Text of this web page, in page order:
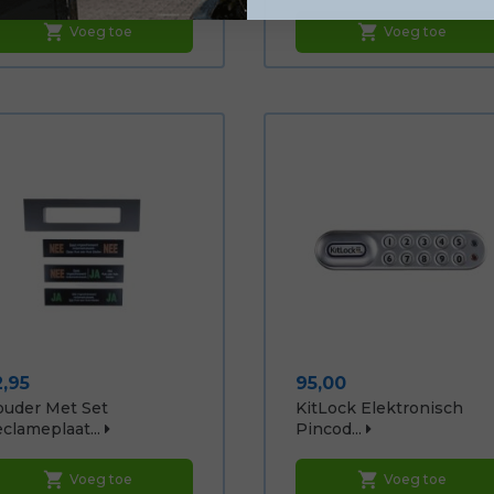
shopping_cart Voeg toe shopping_cart Voeg toe
Met Set
shopping_cart Voeg toe
Prijs
95,00
KitLock Elektronisch
Pincod...
shopping_cart Voeg toe